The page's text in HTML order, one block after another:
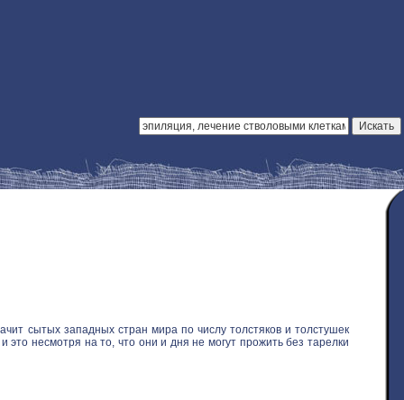
сытых западных стран мира по числу толстяков и толстушек
это несмотря на то, что они и дня не могут прожить без тарелки